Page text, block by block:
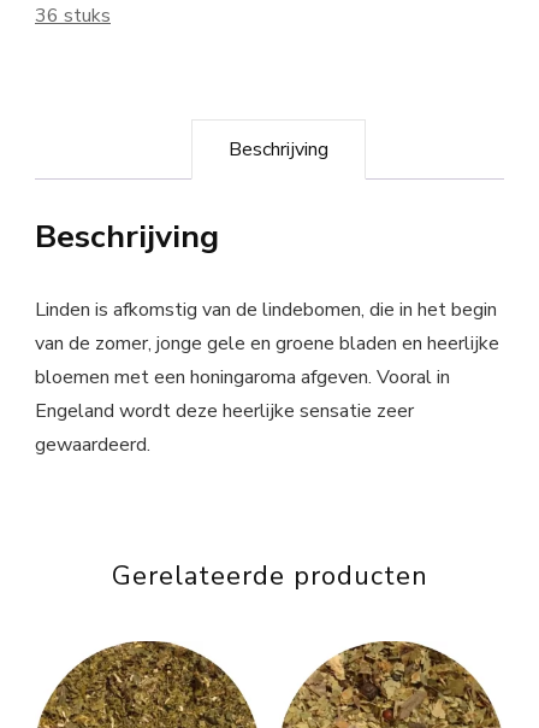
36 stuks
Beschrijving
Beschrijving
Linden is afkomstig van de lindebomen, die in het begin
van de zomer, jonge gele en groene bladen en heerlijke
bloemen met een honingaroma afgeven. Vooral in
Engeland wordt deze heerlijke sensatie zeer
gewaardeerd.
Gerelateerde producten